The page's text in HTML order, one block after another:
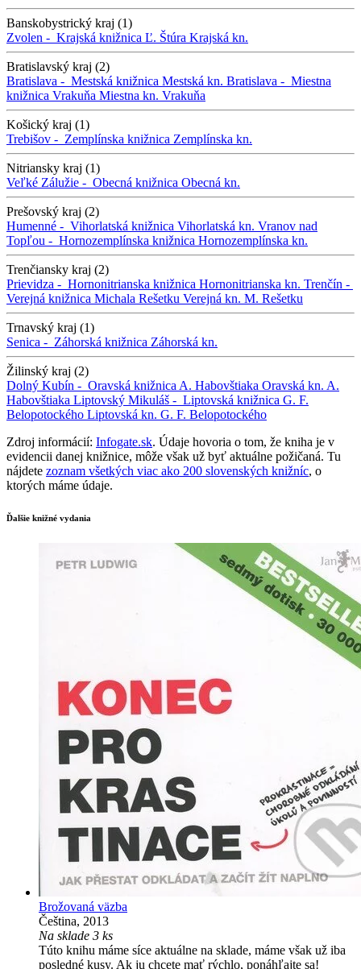
Banskobystrický kraj (1)
Zvolen - Krajská knižnica Ľ. Štúra Krajská kn.
Bratislavský kraj (2)
Bratislava - Mestská knižnica Mestská kn. Bratislava - Miestna
knižnica Vrakuňa Miestna kn. Vrakuňa
Košický kraj (1)
Trebišov - Zemplínska knižnica Zemplínska kn.
Nitriansky kraj (1)
Veľké Zálužie - Obecná knižnica Obecná kn.
Prešovský kraj (2)
Humenné - Vihorlatská knižnica Vihorlatská kn. Vranov nad
Topľou - Hornozemplínska knižnica Hornozemplínska kn.
Trenčiansky kraj (2)
Prievidza - Hornonitrianska knižnica Hornonitrianska kn. Trenčín -
Verejná knižnica Michala Rešetku Verejná kn. M. Rešetku
Trnavský kraj (1)
Senica - Záhorská knižnica Záhorská kn.
Žilinský kraj (2)
Dolný Kubín - Oravská knižnica A. Habovštiaka Oravská kn. A.
Habovštiaka Liptovský Mikuláš - Liptovská knižnica G. F.
Belopotockého Liptovská kn. G. F. Belopotockého
Zdroj informácií: Infogate.sk. Údaje hovoria o tom, že kniha je v
evidencii danej knižnice, môže však už byť aktuálne požičaná. Tu
nájdete zoznam všetkých viac ako 200 slovenských knižníc, o
ktorých máme údaje.
Ďalšie knižné vydania
Brožovaná väzba
Čeština, 2013
Na sklade 3 ks
Túto knihu máme síce aktuálne na sklade, máme však už iba
posledné kusy. Ak ju chcete mať rýchlo, ponáhľajte sa!